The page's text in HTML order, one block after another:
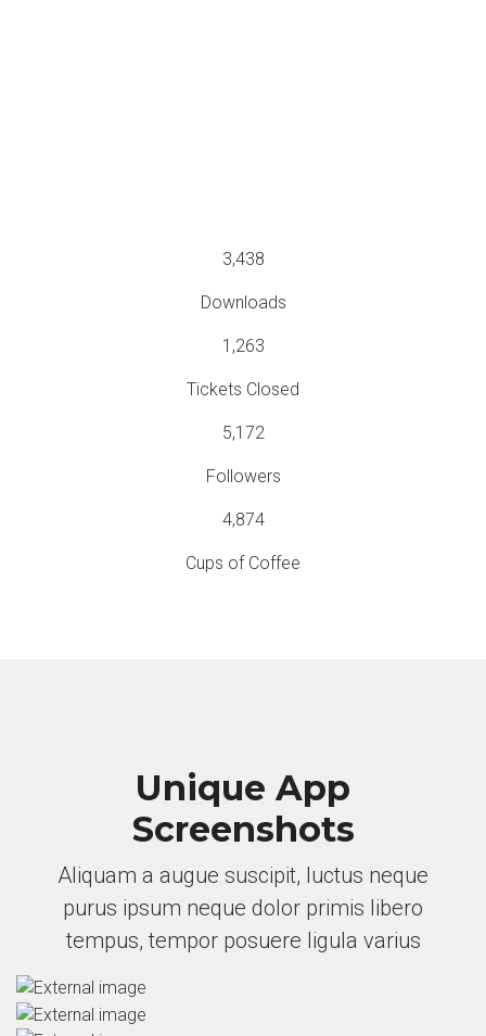
3,438
Downloads
1,263
Tickets Closed
5,172
Followers
4,874
Cups of Coffee
Unique App
Screenshots
Aliquam a augue suscipit, luctus neque
purus ipsum neque dolor primis libero
tempus, tempor posuere ligula varius